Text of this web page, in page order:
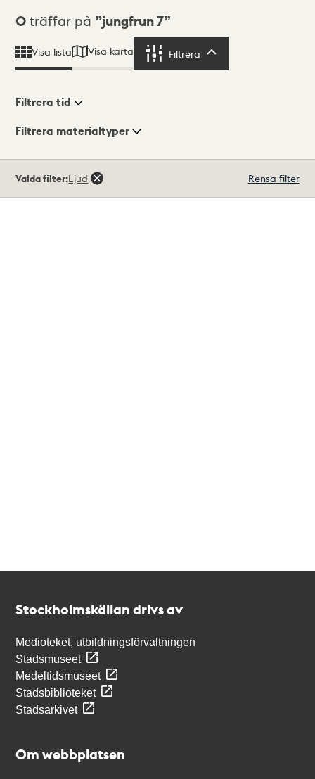
Sökresultat
0 träffar på jungfrun 7
Visa lista Visa karta Filtrera
Visningsläge
Filtrera tid
Filtrera materialtyper
träffar
Valda filter:Ljud Rensa filter
Stockholmskällan drivs av
Medioteket, utbildningsförvaltningen
Stadsmuseet
Medeltidsmuseet
Stadsbiblioteket
Stadsarkivet
Om webbplatsen